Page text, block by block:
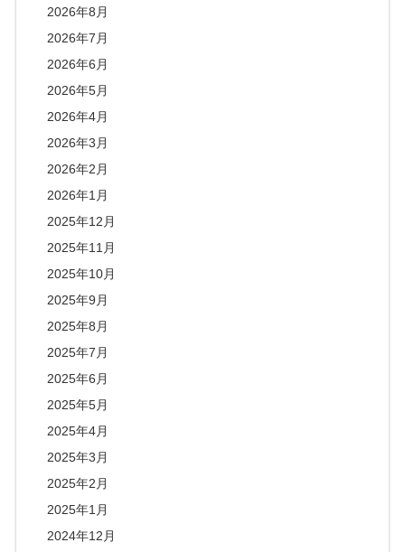
2026年8月
2026年7月
2026年6月
2026年5月
2026年4月
2026年3月
2026年2月
2026年1月
2025年12月
2025年11月
2025年10月
2025年9月
2025年8月
2025年7月
2025年6月
2025年5月
2025年4月
2025年3月
2025年2月
2025年1月
2024年12月